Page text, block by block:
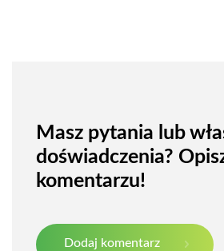
Masz pytania lub
doświadczenia?
komentarzu!
Dodaj komentarz